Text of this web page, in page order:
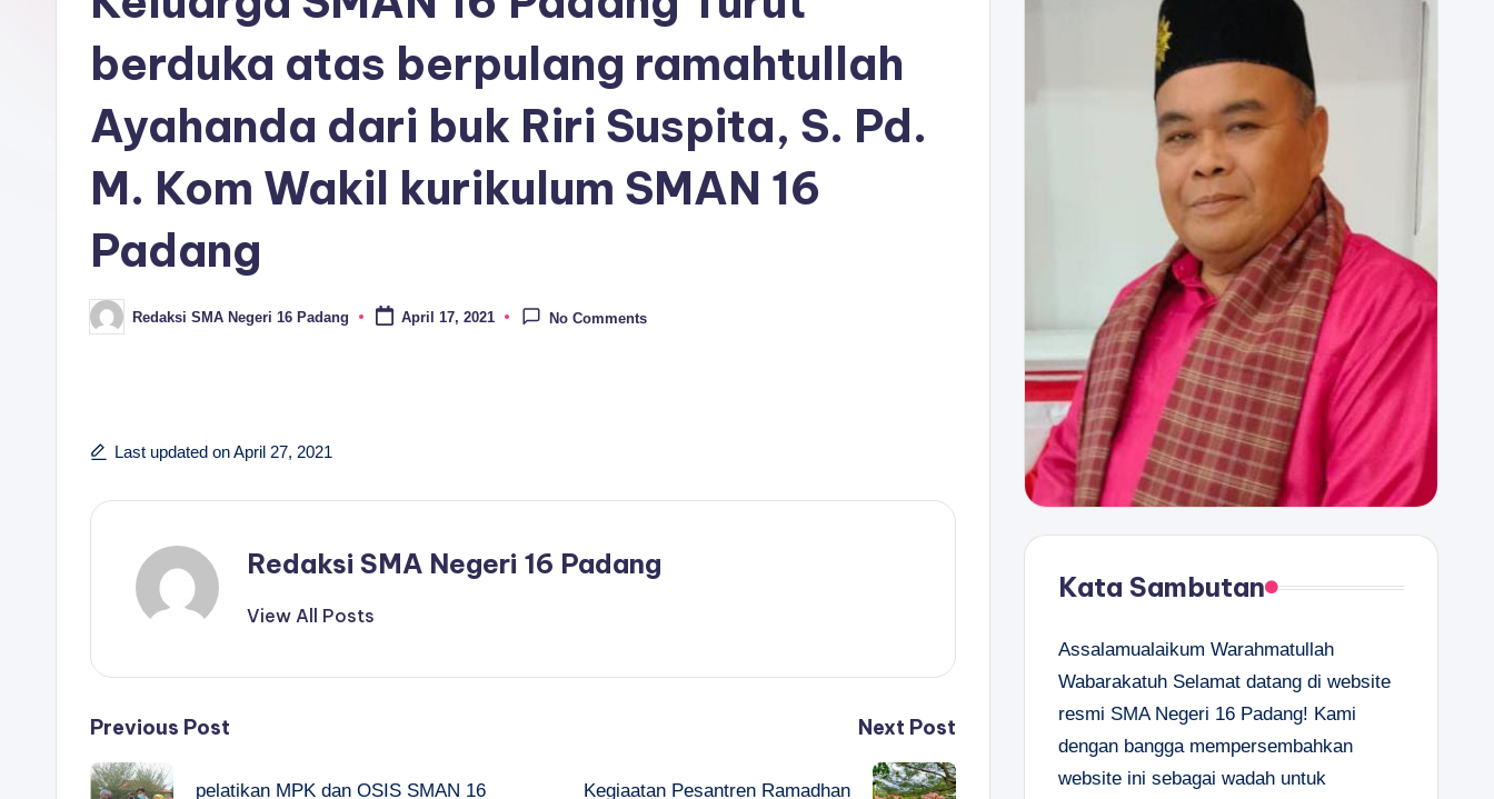
A
berduka atas berpulang ramahtullah
Ayahanda dari buk Riri Suspita, S. Pd.
M. Kom Wakil kurikulum SMAN 16
Padang
Posted
by
Redaksi SMA Negeri 16 Padang April 17, 2021 No Comments
Last updated on April 27, 2021
Redaksi SMA Negeri 16 Padang
View All Posts
Post
Previous Post
pelatikan MPK dan OSIS SMAN 16
Next Post
Kegiaatan Pesantren Ramadhan
Kata Sambutan
Assalamualaikum Warahmatullah
Wabarakatuh Selamat datang di website
resmi SMA Negeri 16 Padang! Kami
dengan bangga mempersembahkan
website ini sebagai wadah untuk